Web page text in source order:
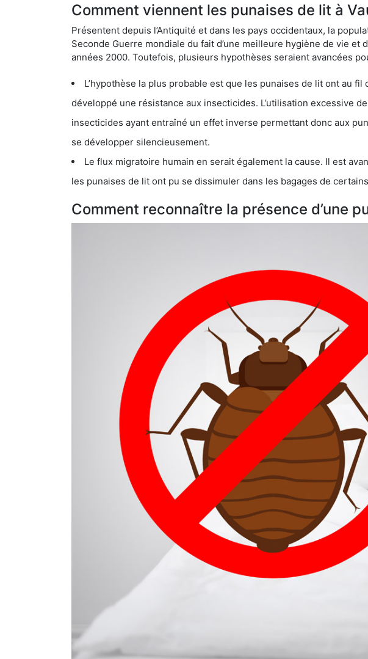
Comment viennent les punaises de lit à
Présentent depuis l’Antiquité et dans les pays occidentaux, la
Seconde Guerre mondiale du fait d’une meilleure hygiène de vie et
années 2000. Toutefois, plusieurs hypothèses seraient avancées
L’hypothèse la plus probable est que les punaises de lit ont au fil du temps
développé une résistance aux insecticides. L’utilisation excessive des
insecticides ayant entraîné un effet inverse permettant donc aux punaises de
se développer silencieusement.
Le flux migratoire humain en serait également la cause. Il est avancé que
les punaises de lit ont pu se dissimuler dans les bagages de certains
Comment reconnaître la présence d’une